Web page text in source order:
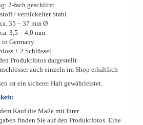
2-fach geschlitzt
/ vernickelter Stahl
35 – 37 mm Ø
3,5 – 4,0 mm
in Germany
+ 2 Schlüssel
Produktfotos dargestellt
auch einzeln im Shop erhältlich
ist ein sicherer Halt gewährleistet.
Kauf die Maße mit Ihrer
finden Sie auf den Produktfotos. Eine